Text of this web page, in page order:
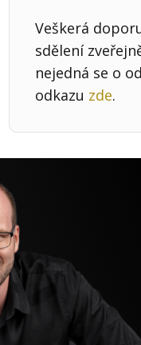
Veškerá
sdělení
nejedná se o
odkazu zde.